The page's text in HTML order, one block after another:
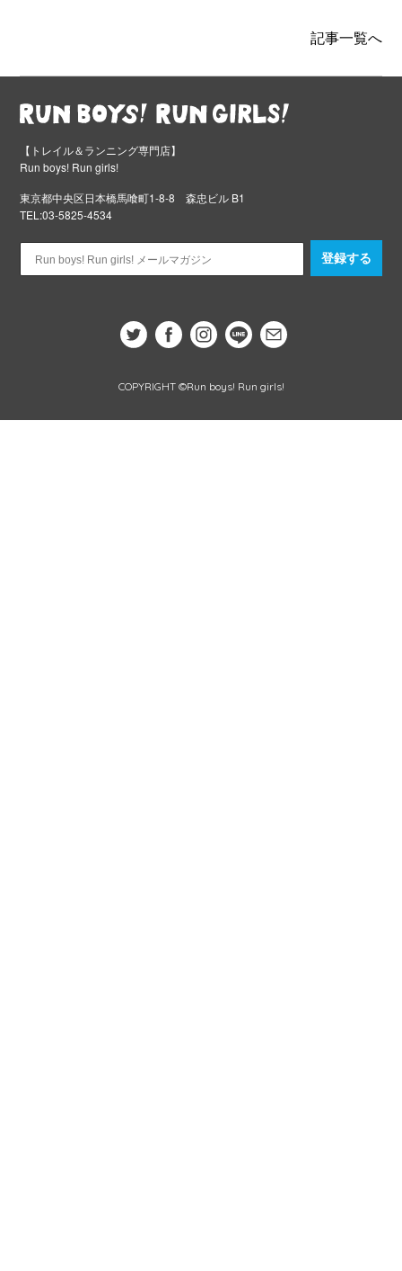
記事一覧へ
【トレイル＆ランニング専門店】
Run boys! Run girls!
東京都中央区日本橋馬喰町1-8-8 森忠ビル B1
TEL:03-5825-4534
登録する
COPYRIGHT ©Run boys! Run girls!